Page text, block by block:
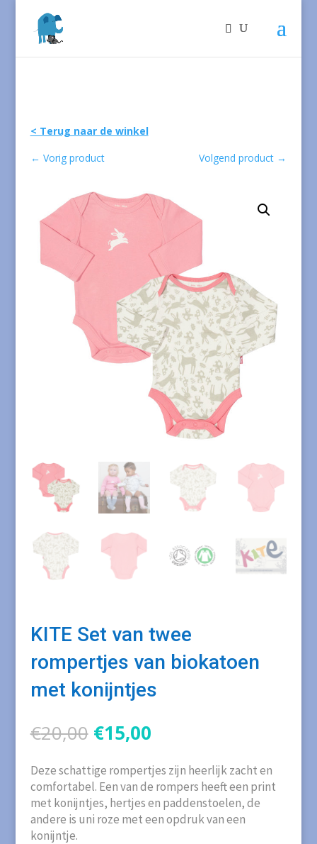
< Terug naar de winkel
← Vorig product Volgend product →
KITE Set van twee
rompertjes van biokatoen
met konijntjes
€20,00 Oorspronkelijke
prijs
was:
€20,00.
€15,00Huidige
is:
€15,00.
Deze schattige rompertjes zijn heerlijk zacht en
comfortabel. Een van de rompers heeft een print
met konijntjes, hertjes en paddenstoelen, de
andere is uni roze met een opdruk van een
konijntje.